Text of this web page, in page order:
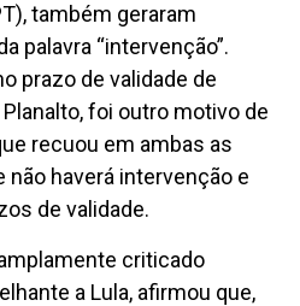
também geraram
palavra “intervenção”.
prazo de validade de
foi outro motivo de
recuou em ambas as
haverá intervenção e
de validade.
criticado
a Lula, afirmou que,